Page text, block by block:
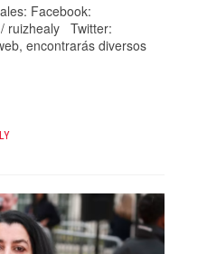
Facebook:
Twitter:
encontrarás diversos